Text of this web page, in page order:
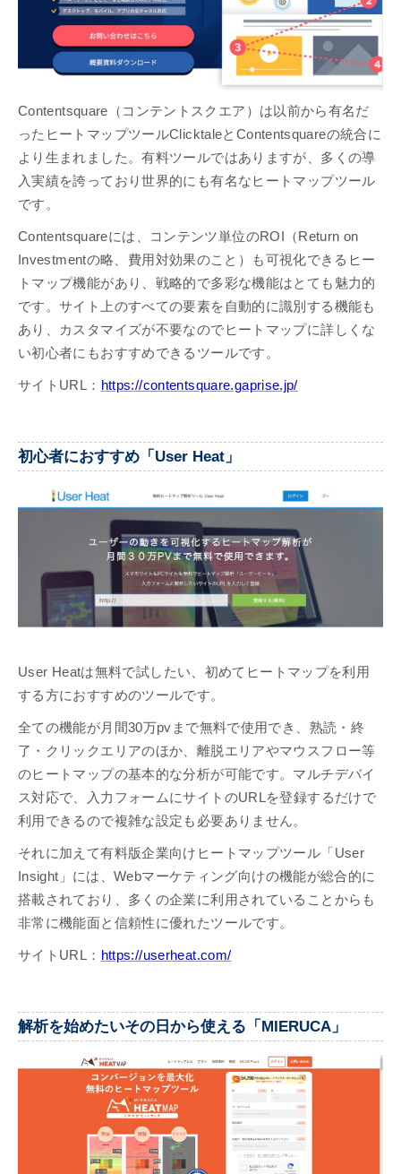
Contentsquare（コンテントスクエア）は以前から有名だ
ったヒートマップツールClicktaleとContentsquareの統合に
より生まれました。有料ツールではありますが、多くの導
入実績を誇っており世界的にも有名なヒートマップツール
です。
Contentsquareには、コンテンツ単位のROI（Return on
Investmentの略、費用対効果のこと）も可視化できるヒー
トマップ機能があり、戦略的で多彩な機能はとても魅力的
です。サイト上のすべての要素を自動的に識別する機能も
あり、カスタマイズが不要なのでヒートマップに詳しくな
い初心者にもおすすめできるツールです。
サイトURL： https://contentsquare.gaprise.jp/
初心者におすすめ「User Heat」
User Heatは無料で試したい、初めてヒートマップを利用
する方におすすめのツールです。
全ての機能が月間30万pvまで無料で使用でき、熟読・終
了・クリックエリアのほか、離脱エリアやマウスフロー等
のヒートマップの基本的な分析が可能です。マルチデバイ
ス対応で、入力フォームにサイトのURLを登録するだけで
利用できるので複雑な設定も必要ありません。
それに加えて有料版企業向けヒートマップツール「User
Insight」には、Webマーケティング向けの機能が総合的に
搭載されており、多くの企業に利用されていることからも
非常に機能面と信頼性に優れたツールです。
サイトURL： https://userheat.com/
解析を始めたいその日から使える「MIERUCA」